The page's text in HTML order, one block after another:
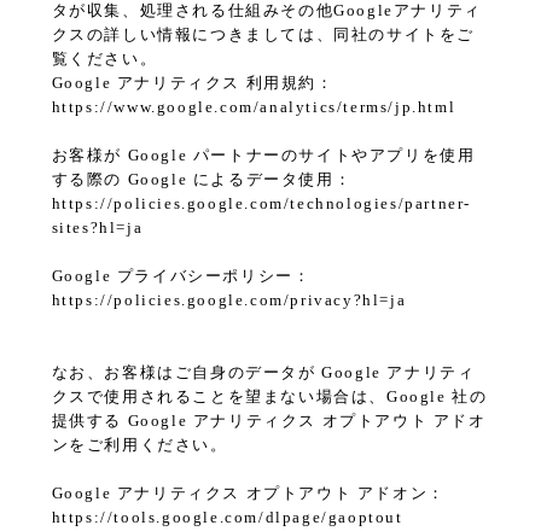
タが収集、処理される仕組みその他Googleアナリティ
クスの詳しい情報につきましては、同社のサイトをご
覧ください。
Google アナリティクス 利用規約：
https://www.google.com/analytics/terms/jp.html
お客様が Google パートナーのサイトやアプリを使用
する際の Google によるデータ使用：
https://policies.google.com/technologies/partner-
sites?hl=ja
Google プライバシーポリシー：
https://policies.google.com/privacy?hl=ja
なお、お客様はご自身のデータが Google アナリティ
クスで使用されることを望まない場合は、Google 社の
提供する Google アナリティクス オプトアウト アドオ
ンをご利用ください。
Google アナリティクス オプトアウト アドオン：
https://tools.google.com/dlpage/gaoptout